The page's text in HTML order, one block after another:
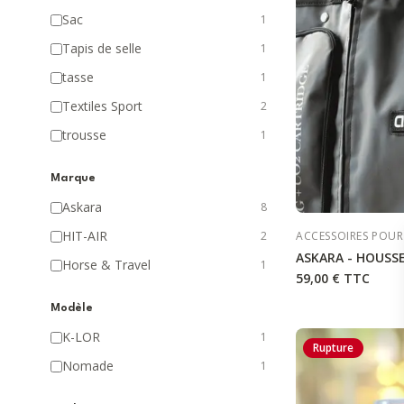
Sac 1
Tapis de selle 1
tasse 1
Textiles Sport 2
trousse 1
Marque
Askara 8
HIT-AIR 2
Horse & Travel 1
Modèle
K-LOR 1
Nomade 1
ACCESSOIRES POUR
ASKARA -
59,00 € TTC
Rupture